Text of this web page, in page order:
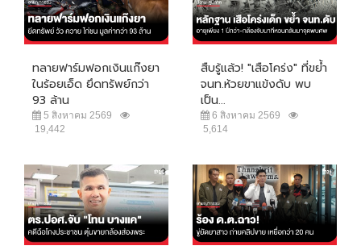
ทลายฟาร์มฟอกเงินแก๊งยา
ในร้อยเอ็ด ยึดทรัพย์กว่า
93 ล้าน
5 สิงหาคม 2569
19,442
สืบรู้แล้ว! "เสือโคร่ง" ที่ขย้ำ
จนท.ห้วยขาแข้งดับ พบ
เป็น...
6 สิงหาคม 2569
5,614